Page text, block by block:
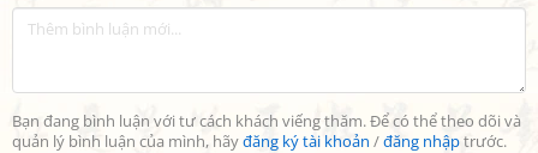
Bạn đang bình luận với tư cách khách viếng thăm. Để có thể theo dõi và
quản lý bình luận của mình, hãyđăng ký tài khoản /đăng nhậptrước.